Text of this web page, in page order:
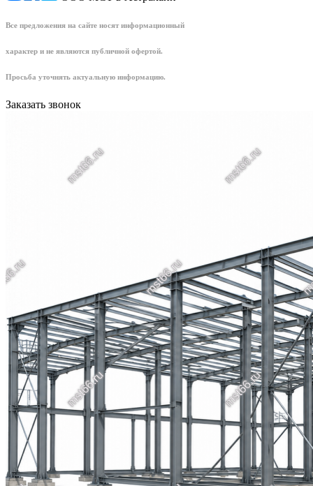
Все предложения на сайте носят информационный
характер и не являются публичной офертой.
Просьба уточнять актуальную информацию.
Заказать звонок